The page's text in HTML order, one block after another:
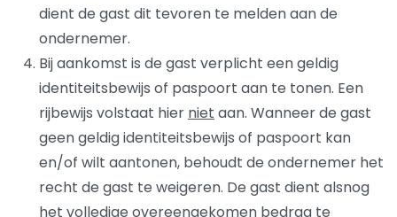
dient de gast dit tevoren te melden aan de
ondernemer.
Bij aankomst is de gast verplicht een geldig
identiteitsbewijs of paspoort aan te tonen. Een
rijbewijs volstaat hier niet aan. Wanneer de gast
geen geldig identiteitsbewijs of paspoort kan
en/of wilt aantonen, behoudt de ondernemer het
recht de gast te weigeren. De gast dient alsnog
het volledige overeengekomen bedrag te